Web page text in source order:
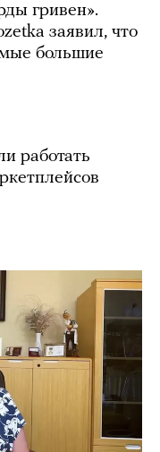
гривен».
заявил, что
большие
работать